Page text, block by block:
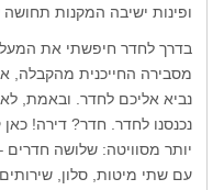
ופינות ישיבה המקנות
בדרך לחדר חיפשתי את
מסבירה החייכנית מהקבלה,
נביא אליכם לחדר. ובאמת,
נכנסנו לחדר. חדר? דירה!
יותר מסוויטה: שלושה חדרים
עם שתי מיטות, סלון,